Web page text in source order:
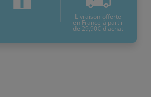
Livraison offerte
en France à partir
de 29,90€ d'achat